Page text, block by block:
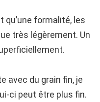
qu’une formalité, les
très légèrement. Un
avec du grain fin, je
ci peut être plus fin.